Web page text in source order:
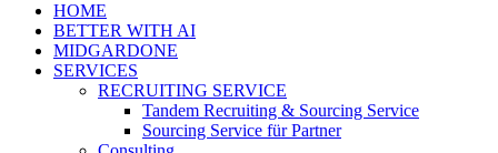
HOME
BETTER WITH AI
MIDGARDONE
SERVICES
RECRUITING SERVICE
Tandem Recruiting & Sourcing Service
Sourcing Service für Partner